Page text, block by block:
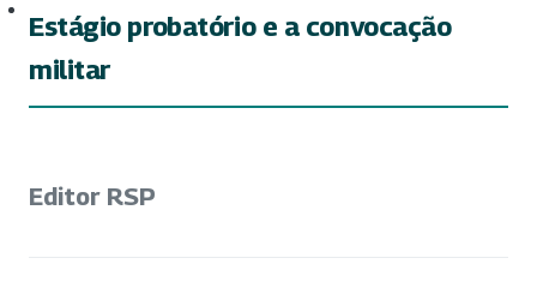
Estágio probatório e a convocação
militar
Editor RSP